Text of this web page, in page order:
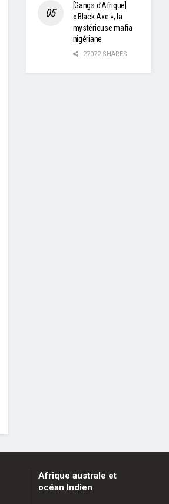
[Gangs d’Afrique]
« Black Axe », la
mystérieuse mafia
nigériane
27072 SHARES
Afrique australe et
océan Indien